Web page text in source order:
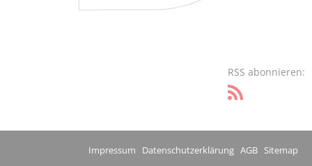
RSS abonnieren:
Impressum Datenschutzerklärung AGB Sitemap